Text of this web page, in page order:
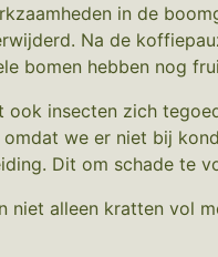
in de
Na de
bomen hebben nog
ook insecten zich
omdat we er niet bij
Dit om schade te
niet alleen kratten vol